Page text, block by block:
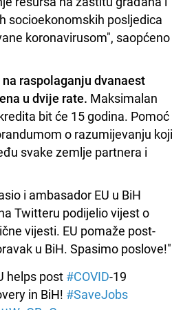
socioekonomskih posljedica
koronavirusom", saopćeno
raspolaganju dvanaest
u dvije rate. Maksimalan
bit će 15 godina. Pomoć
o razumijevanju koji
svake zemlje partnera i
i ambasador EU u BiH
Twitteru podijelio vijest o
vijesti. EU pomaže post-
u BiH. Spasimo poslove!"
helps post #COVID-19
in BiH! #SaveJobs